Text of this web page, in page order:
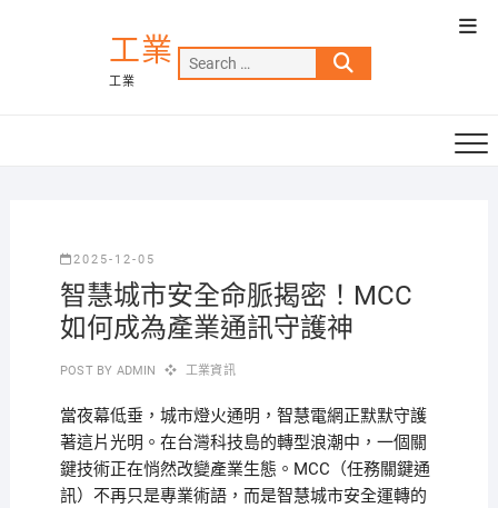
工業
工業
Search
…
2025-12-05
智慧城市安全命脈揭密！MCC
如何成為產業通訊守護神
POST BY ADMIN 工業資訊
當夜幕低垂，城市燈火通明，智慧電網正默默守護
著這片光明。在台灣科技島的轉型浪潮中，一個關
鍵技術正在悄然改變產業生態。MCC（任務關鍵通
訊）不再只是專業術語，而是智慧城市安全運轉的